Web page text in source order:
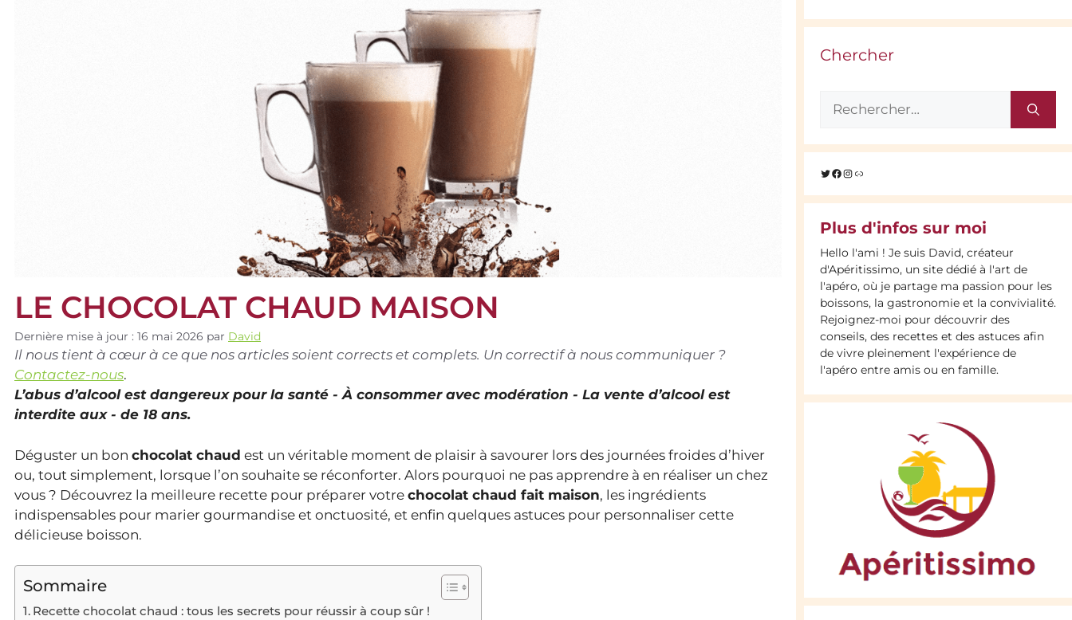
LE CHOCOLAT CHAUD MAISON
Dernière mise à jour : 16 mai 2026 par David
Il nous tient à cœur à ce que nos articles soient corrects et complets. Un correctif à nous communiquer ?
Contactez-nous.
L’abus d’alcool est dangereux pour la santé - À consommer avec modération - La vente d’alcool est
interdite aux - de 18 ans.
Déguster un bon chocolat chaud est un véritable moment de plaisir à savourer lors des journées froides d’hiver
ou, tout simplement, lorsque l’on souhaite se réconforter. Alors pourquoi ne pas apprendre à en réaliser un chez
vous ? Découvrez la meilleure recette pour préparer votre chocolat chaud fait maison, les ingrédients
indispensables pour marier gourmandise et onctuosité, et enfin quelques astuces pour personnaliser cette
délicieuse boisson.
Sommaire
Recette chocolat chaud : tous les secrets pour réussir à coup sûr !
Chercher
Rechercher :
Twitter
Facebook
Instagram
Lien
Plus d'infos sur moi
Hello l'ami ! Je suis David, créateur
d'Apéritissimo, un site dédié à l'art de
l'apéro, où je partage ma passion pour les
boissons, la gastronomie et la convivialité.
Rejoignez-moi pour découvrir des
conseils, des recettes et des astuces afin
de vivre pleinement l'expérience de
l'apéro entre amis ou en famille.